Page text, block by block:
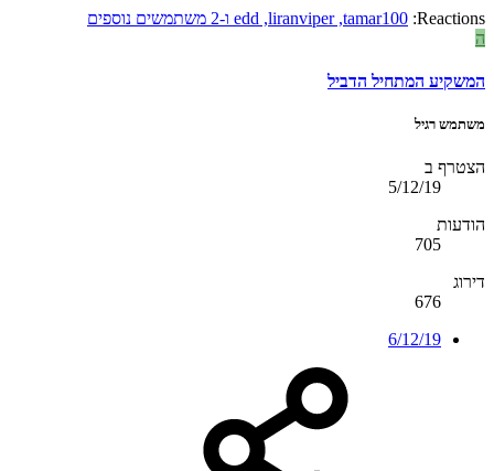
Reactions:
tamar100
,
liranviper
,
edd ו-2 משתמשים נוספים
ה
המשקיע המתחיל הדביל
משתמש רגיל
הצטרף ב
5/12/19
הודעות
705
דירוג
676
6/12/19